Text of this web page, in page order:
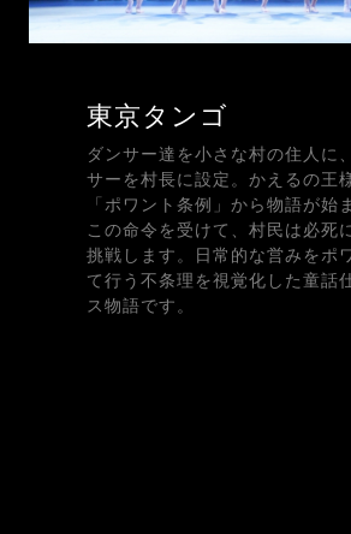
東京タンゴ
ダンサー達を小さな村の住人に
サーを村長に設定。かえるの王
「ポワント条例」から物語が始
この命令を受けて、村民は必死
挑戦します。日常的な営みをポ
て行う不条理を視覚化した童話
ス物語です。